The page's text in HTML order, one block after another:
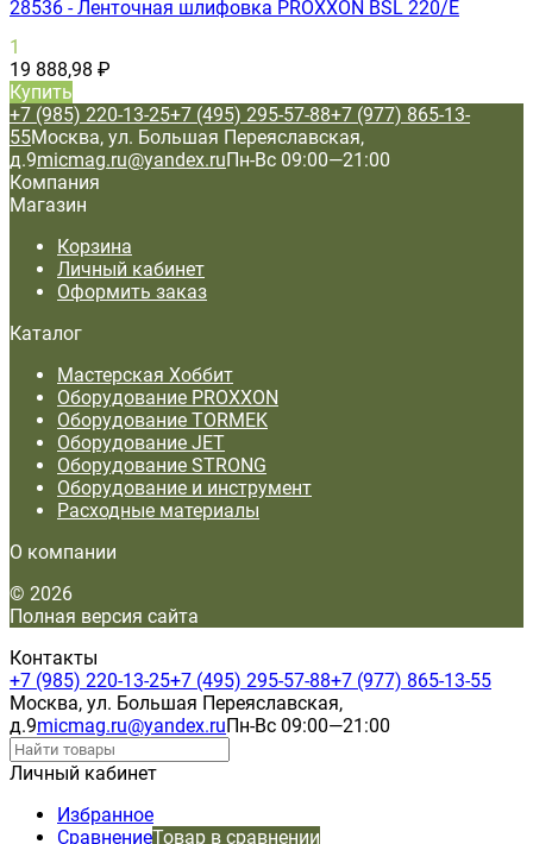
28536 - Ленточная шлифовка PROXXON BSL 220/E
1
19 888,98 ₽
Купить
+7 (985) 220-13-25+7 (495) 295-57-88+7 (977) 865-13-
55Москва, ул. Большая Переяславская,
д.9micmag.ru@yandex.ruПн-Вс 09:00—21:00
Компания
Магазин
Корзина
Личный кабинет
Оформить заказ
Каталог
Мастерская Хоббит
Оборудование PROXXON
Оборудование TORMEK
Оборудование JET
Оборудование STRONG
Оборудование и инструмент
Расходные материалы
О компании
© 2026
Полная версия сайта
Контакты
+7 (985) 220-13-25+7 (495) 295-57-88+7 (977) 865-13-55
Москва, ул. Большая Переяславская,
д.9micmag.ru@yandex.ruПн-Вс 09:00—21:00
Личный кабинет
Избранное
СравнениеТовар в сравнении